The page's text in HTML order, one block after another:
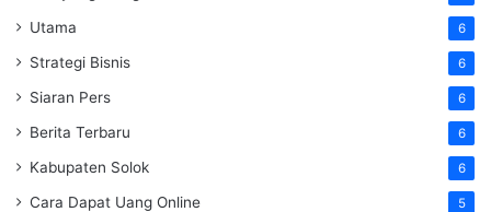
Utama 6
Strategi Bisnis 6
Siaran Pers 6
Berita Terbaru 6
Kabupaten Solok 6
Cara Dapat Uang Online 5